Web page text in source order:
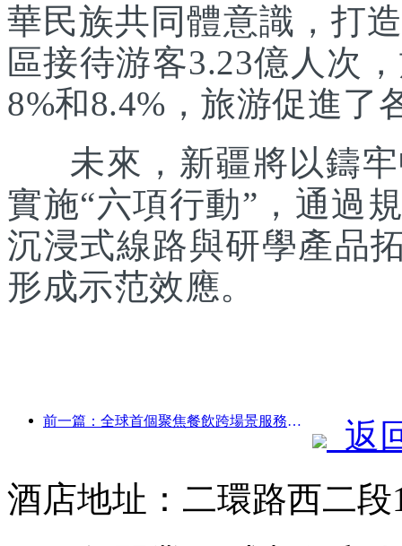
華民族共同體意識，打
區接待游客3.23億人次
8%和8.4%，旅游促進了
未來，新疆將以鑄牢
實施“六項行動”，通過
沉浸式線路與研學產品
形成示范效應。
前一篇：全球首個聚焦餐飲跨場景服務的人形機器人發布
返
酒店地址：二環路西二